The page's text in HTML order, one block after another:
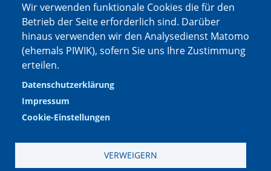
Wir verwenden funktionale Cookies die für den
Betrieb der Seite erforderlich sind. Darüber
hinaus verwenden wir den Analysedienst Matomo
(ehemals PIWIK), sofern Sie uns Ihre Zustimmung
erteilen.
Datenschutzerklärung
Impressum
Cookie-Einstellungen
VERWEIGERN